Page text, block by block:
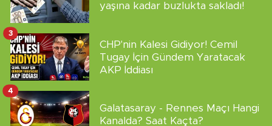
yaşına kadar buzlukta sakladı!
CHP'nin Kalesi Gidiyor! Cemil
Tugay İçin Gündem Yaratacak
AKP İddiası
3
Galatasaray - Rennes Maçı Hangi
Kanalda? Saat Kaçta?
4